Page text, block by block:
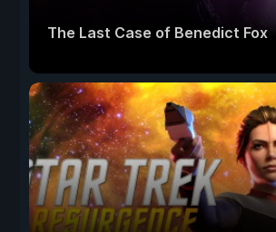
The Last Case of Benedict Fox